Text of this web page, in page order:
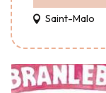
Saint-Malo